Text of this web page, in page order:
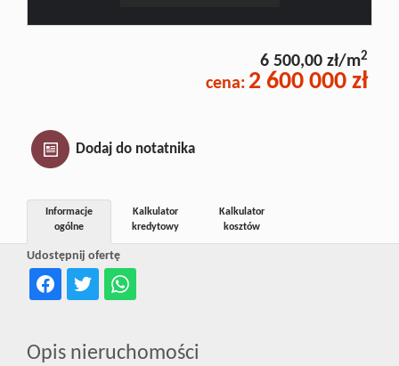
Kontakt
6 500,00 zł/m2
cena: 2 600 000 zł
Dodaj do notatnika
Udostępnij ofertę
Informacje
ogólne
Kalkulator
kredytowy
Kalkulator
kosztów
Opis nieruchomości